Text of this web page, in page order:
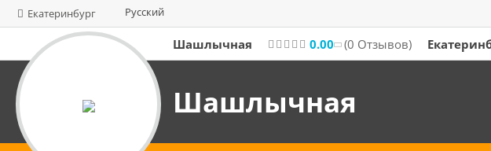
Екатеринбург Русский
Шашлычная 0.00 (0 Отзывов)
Шашлычная